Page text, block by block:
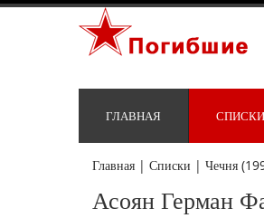
ГЛАВНАЯ СПИСКИ
Главная | Списки | Чечня
Асоян Герман